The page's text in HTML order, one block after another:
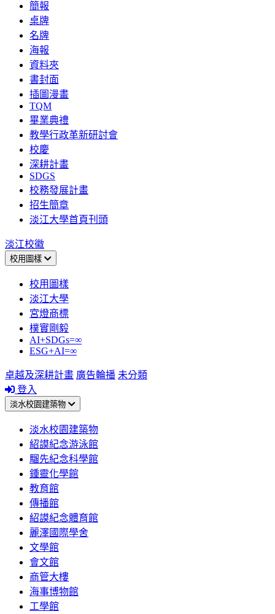
簡報
桌牌
名牌
海報
資料夾
書封面
插圖漫畫
TQM
畢業典禮
教學行政革新研討會
校慶
深耕計畫
SDGS
校務發展計畫
招生簡章
淡江大學首頁刊頭
淡江校徽
校用圖樣
校用圖樣
淡江大學
宮燈商標
樸實剛毅
AI+SDGs=∞
ESG+AI=∞
卓越及深耕計畫 廣告輪播 未分類
登入
淡水校園建築物
淡水校園建築物
紹謨紀念游泳館
騮先紀念科學館
鍾靈化學館
教育館
傳播館
紹謨紀念體育館
麗澤國際學舍
文學館
會文館
商管大樓
海事博物館
工學館